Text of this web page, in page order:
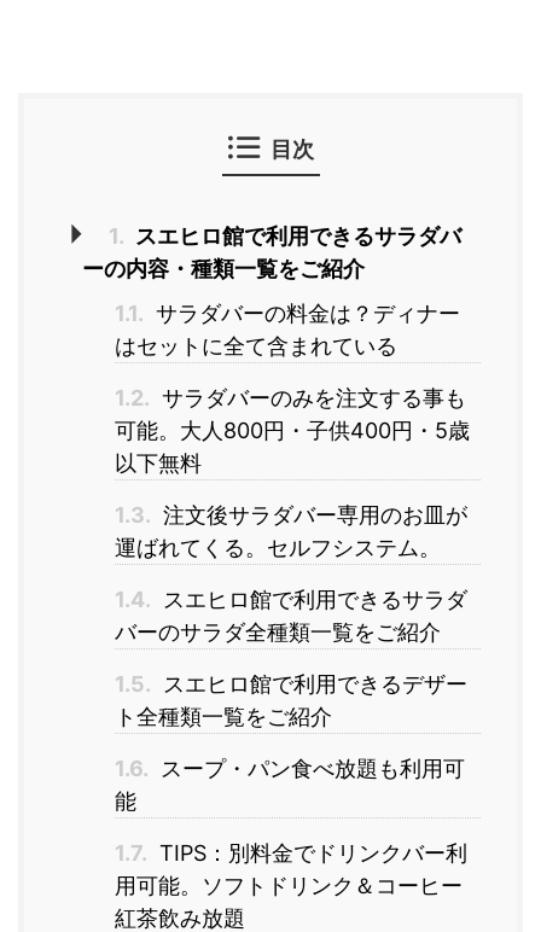
目次
1. スエヒロ館で利用できるサラダバ
ーの内容・種類一覧をご紹介
1.1. サラダバーの料金は？ディナー
はセットに全て含まれている
1.2. サラダバーのみを注文する事も
可能。大人800円・子供400円・5歳
以下無料
1.3. 注文後サラダバー専用のお皿が
運ばれてくる。セルフシステム。
1.4.
スエヒロ館で利用できるサラダ
バーのサラダ全種類一覧をご紹介
1.5.
スエヒロ館で利用できるデザー
ト全種類一覧をご紹介
1.6.
スープ・パン食べ放題も利用可
能
1.7. TIPS：別料金でドリンクバー利
用可能。ソフトドリンク＆コーヒー
紅茶飲み放題